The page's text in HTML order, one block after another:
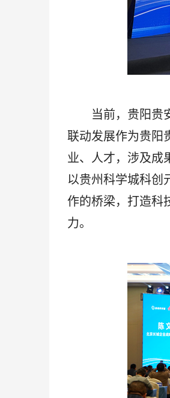
当前，贵阳贵安
联动发展作为贵阳
业、人才，涉及成
以贵州科学城科创
作的桥梁，打造科
力。